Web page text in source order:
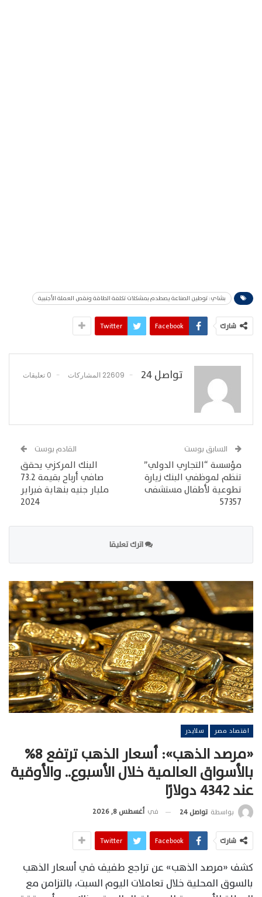
بشاي: توطين الصناعة يصطدم بمشكلات تكلفة الطاقة ونقص العملة الأجنبية
شارك Facebook
Twitter
تواصل 24 22609 المشاركات 0 تعليقات
السابق بوست
مؤسسة “التجاري الدولي”
تنظم لموظفي البنك زيارة
تطوعية لأطفال مستشفى
57357
القادم بوست
البنك المركزي يحقق
صافي أرباح بقيمة 73.2
مليار جنيه بنهاية فبراير
2024
اترك تعليقا
اقتصاد مصر سلايدر
«مرصد الذهب»: أسعار الذهب ترتفع 8%
بالأسواق العالمية خلال الأسبوع.. والأوقية
عند 4342 دولارًا
بواسطة تواصل 24 في أغسطس 8, 2026
شارك Facebook
Twitter
كشف «مرصد الذهب» عن تراجع طفيف في أسعار الذهب
بالسوق المحلية خلال تعاملات اليوم السبت، بالتزامن مع